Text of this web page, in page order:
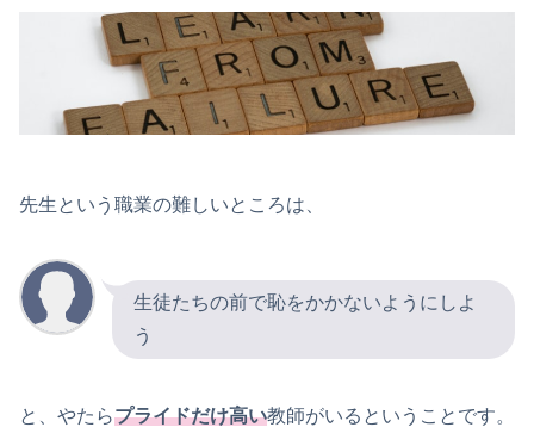
先生という職業の難しいところは、
生徒たちの前で恥をかかないようにしよ
う
と、やたらプライドだけ高い教師がいるということです。